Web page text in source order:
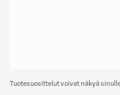
Tuotesuosittelut voivat näkyä